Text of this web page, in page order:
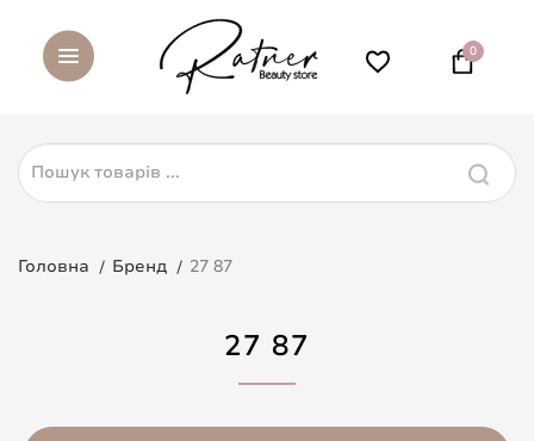
0
Головна Бренд 27 87
27 87